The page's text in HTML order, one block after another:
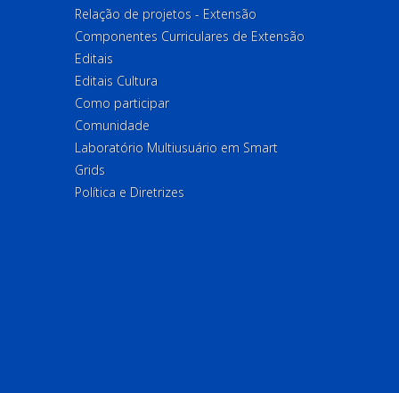
Relação de projetos - Extensão
Componentes Curriculares de Extensão
Editais
Editais Cultura
Como participar
Comunidade
Laboratório Multiusuário em Smart
Grids
Política e Diretrizes